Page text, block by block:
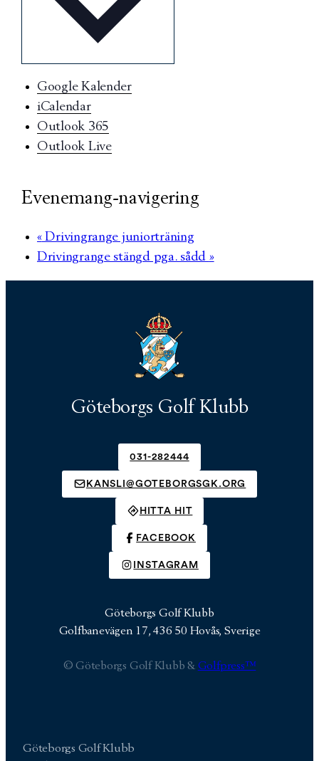
Google Kalender
iCalendar
Outlook 365
Outlook Live
Evenemang-navigering
«Drivingrange juniorträning
Drivingrange stängd pga. sådd »
Göteborgs Golf Klubb
031-282444
KANSLI@GOTEBORGSGK.ORG
HITTA HIT
FACEBOOK
INSTAGRAM
Göteborgs Golf Klubb
Golfbanevägen 17, 436 50 Hovås, Sverige
© Göteborgs Golf Klubb & Golfpress™
Göteborgs Golf Klubb